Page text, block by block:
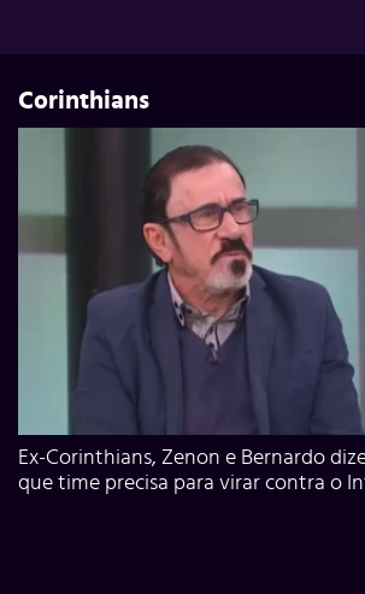
Corinthians
Ex-Corinthians, Zenon e Bernardo
que time precisa para virar contra o